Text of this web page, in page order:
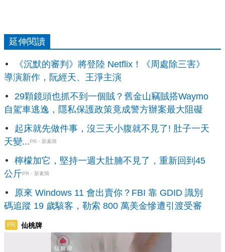
延伸閱讀
《沉默的審判》將登陸 Netflix！《周處除三害》
導演新作，阮經天、王淨主演
29顆鏡頭也抓不到一個賊？舊金山竊賊搭Waymo
自駕車逃逸，隱私保護政策竟成警方辦案最大阻礙
起床就先做件事，沒三天小腹就不見了! 肚子一天
天變...PR・新素簡
檸檬加它，堅持一週大肚腩不見了，重新回到45
公斤PR・新素簡
原來 Windows 11 會出賣你？FBI 靠 GDID 識別
碼追蹤 19 歲駭客，勒索 800 萬美金慘遭引渡受審
PR 仙桃牌